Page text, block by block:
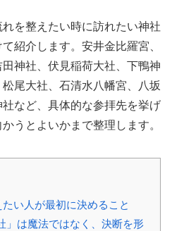
を整えたい時に訪れたい神社
紹介します。安井金比羅宮、
神社、伏見稲荷大社、下鴨神
尾大社、石清水八幡宮、八坂
など、具体的な参拝先を挙げ
うとよいかまで整理します。
い人が最初に決めること
」は魔法ではなく、決断を形